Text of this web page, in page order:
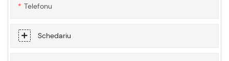
Telefonu
Schedariu